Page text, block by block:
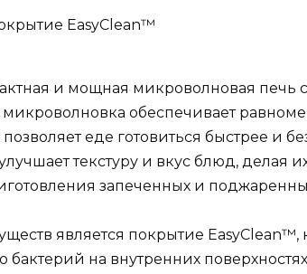
EasyClean™
и мощная микроволновая печь
обеспечивает
еде готовиться быстрее и
текстуру и вкус блюд, делая
запеченных и
является покрытие EasyClean™,
бактерий на внутренних